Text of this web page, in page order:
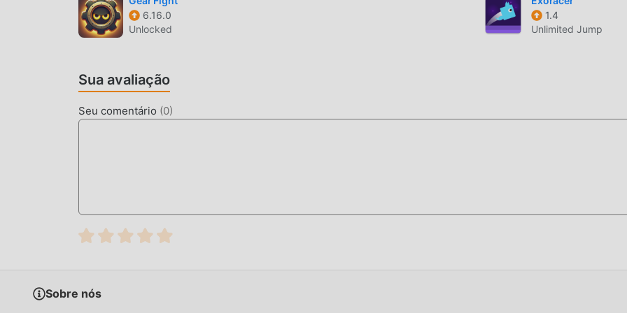
Clique no botão de download e instale o App do Modroid. Você será diretamente direcionado para baixar a
gratuita do mod House build idea for Minecraft versão196 no moddroid e instalar o pacote completo com um
6.16.0
Unlocked
1.4
Unlimited Jump
Sua avaliação
Seu comentário (0)
Sobre nós